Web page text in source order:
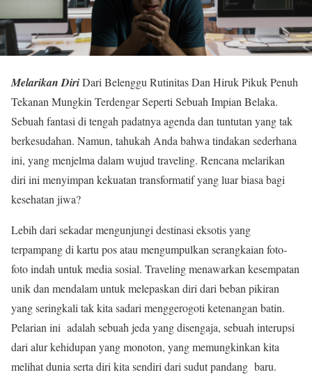
Melarikan DiriDari Belenggu Rutinitas Dan Hiruk Pikuk Penuh
Tekanan Mungkin Terdengar Seperti Sebuah Impian Belaka.
Sebuah fantasi di tengah padatnya agenda dan tuntutan yang tak
berkesudahan. Namun, tahukah Anda bahwa tindakan sederhana
ini, yang menjelma dalam wujud traveling. Rencana melarikan
diri ini menyimpan kekuatan transformatif yang luar biasa bagi
kesehatan jiwa?
Lebih dari sekadar mengunjungi destinasi eksotis yang
terpampang di kartu pos atau mengumpulkan serangkaian foto-
foto indah untuk media sosial. Traveling menawarkan kesempatan
unik dan mendalam untuk melepaskan diri dari beban pikiran
yang seringkali tak kita sadari menggerogoti ketenangan batin.
Pelarian ini adalah sebuah jeda yang disengaja, sebuah interupsi
dari alur kehidupan yang monoton, yang memungkinkan kita
melihat dunia serta diri kita sendiri dari sudut pandang baru.